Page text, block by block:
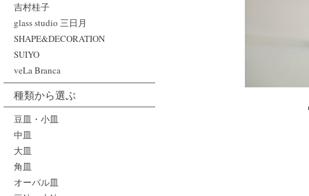
吉村桂子
glass studio 三日月
SHAPE&DECORATION
SUIYO
veLa Branca
種類から選ぶ
豆皿・小皿
中皿
大皿
角皿
オーバル皿